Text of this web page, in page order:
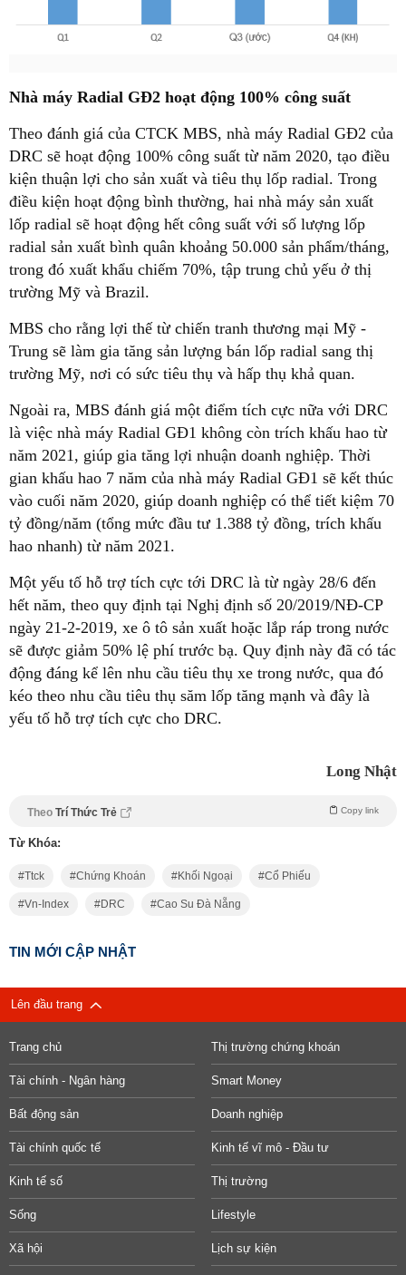
Nhà máy Radial GĐ2 hoạt động 100% công suất
Theo đánh giá của CTCK MBS, nhà máy Radial GĐ2 của
DRC sẽ hoạt động 100% công suất từ năm 2020, tạo điều
kiện thuận lợi cho sản xuất và tiêu thụ lốp radial. Trong
điều kiện hoạt động bình thường, hai nhà máy sản xuất
lốp radial sẽ hoạt động hết công suất với số lượng lốp
radial sản xuất bình quân khoảng 50.000 sản phẩm/tháng,
trong đó xuất khẩu chiếm 70%, tập trung chủ yếu ở thị
trường Mỹ và Brazil.
MBS cho rằng lợi thế từ chiến tranh thương mại Mỹ -
Trung sẽ làm gia tăng sản lượng bán lốp radial sang thị
trường Mỹ, nơi có sức tiêu thụ và hấp thụ khả quan.
Ngoài ra, MBS đánh giá một điểm tích cực nữa với DRC
là việc nhà máy Radial GĐ1 không còn trích khấu hao từ
năm 2021, giúp gia tăng lợi nhuận doanh nghiệp. Thời
gian khấu hao 7 năm của nhà máy Radial GĐ1 sẽ kết thúc
vào cuối năm 2020, giúp doanh nghiệp có thể tiết kiệm 70
tỷ đồng/năm (tổng mức đầu tư 1.388 tỷ đồng, trích khấu
hao nhanh) từ năm 2021.
Một yếu tố hỗ trợ tích cực tới DRC là từ ngày 28/6 đến
hết năm, theo quy định tại Nghị định số 20/2019/NĐ-CP
ngày 21-2-2019, xe ô tô sản xuất hoặc lắp ráp trong nước
sẽ được giảm 50% lệ phí trước bạ. Quy định này đã có tác
động đáng kể lên nhu cầu tiêu thụ xe trong nước, qua đó
kéo theo nhu cầu tiêu thụ săm lốp tăng mạnh và đây là
yếu tố hỗ trợ tích cực cho DRC.
Long Nhật
Theo Trí Thức Trẻ Copy link
Từ Khóa:
Ttck Chứng Khoán Khối Ngoại Cổ Phiếu
Vn-Index DRC Cao Su Đà Nẵng
TIN MỚI CẬP NHẬT
Lên đầu trang
Trang chủ Thị trường chứng khoán
Tài chính - Ngân hàng Smart Money
Bất động sản Doanh nghiệp
Tài chính quốc tế Kinh tế vĩ mô - Đầu tư
Kinh tế số Thị trường
Sống Lifestyle
Xã hội Lịch sự kiện